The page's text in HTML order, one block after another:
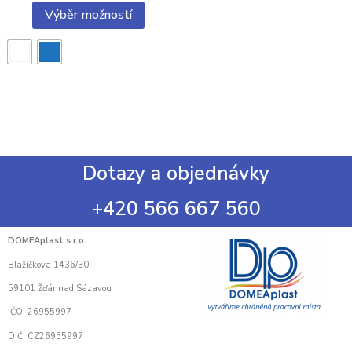
Výběr možností
Dotazy a objednávky
+420 566 667 560
DOMEAplast s.r.o.
Blažíčkova 1436/30
59101 Žďár nad Sázavou
IČO: 26955997
DIČ: CZ26955997